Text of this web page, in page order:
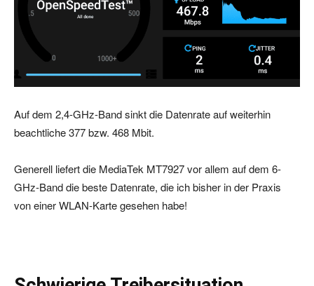
Auf dem 2,4-GHz-Band sinkt die Datenrate auf weiterhin
beachtliche 377 bzw. 468 Mbit.
Generell liefert die MediaTek MT7927 vor allem auf dem 6-
GHz-Band die beste Datenrate, die ich bisher in der Praxis
von einer WLAN-Karte gesehen habe!